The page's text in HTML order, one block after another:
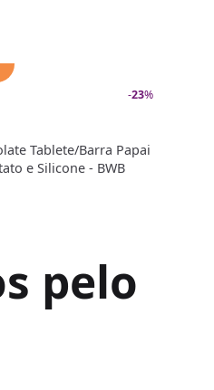
-23%
Tablete/Barra Papai
e Silicone - BWB
pelo